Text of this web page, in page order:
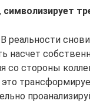
символизирует
реальности
насчет
со стороны